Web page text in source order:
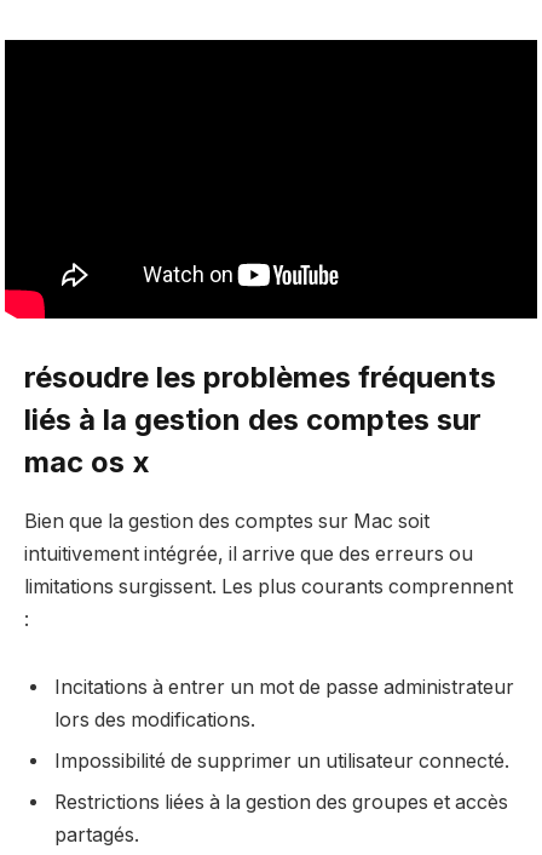
résoudre les problèmes fréquents
liés à la gestion des comptes sur
mac os x
Bien que la gestion des comptes sur Mac soit
intuitivement intégrée, il arrive que des erreurs ou
limitations surgissent. Les plus courants comprennent
:
Incitations à entrer un mot de passe administrateur
lors des modifications.
Impossibilité de supprimer un utilisateur connecté.
Restrictions liées à la gestion des groupes et accès
partagés.